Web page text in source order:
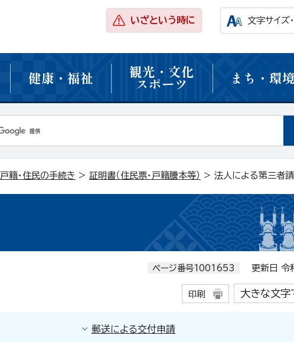
いざという時に 文字サイズ
健康・福祉 観光・文化
スポーツ まち・環境
戸籍・住民の手続き > 証明書（住民票・戸籍謄本等） > 法人による第三者
ページ番号1001653 更新日 令
印刷 大きな文字
郵送による交付申請